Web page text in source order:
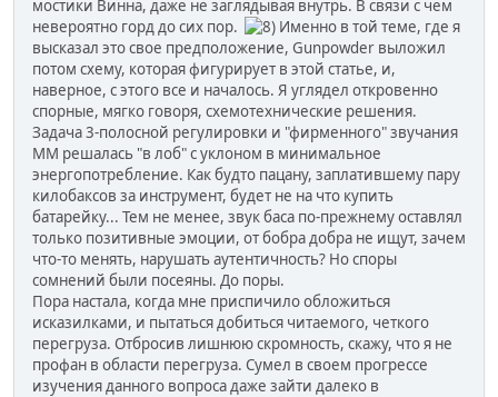
мостики Винна, даже не заглядывая внутрь. В связи с чем
невероятно горд до сих пор.
Именно в той теме, где я
высказал это свое предположение, Gunpowder выложил
потом схему, которая фигурирует в этой статье, и,
наверное, с этого все и началось. Я углядел откровенно
спорные, мягко говоря, схемотехнические решения.
Задача 3-полосной регулировки и "фирменного" звучания
ММ решалась "в лоб" с уклоном в минимальное
энергопотребление. Как будто пацану, заплатившему пару
килобаксов за инструмент, будет не на что купить
батарейку... Тем не менее, звук баса по-прежнему оставлял
только позитивные эмоции, от бобра добра не ищут, зачем
что-то менять, нарушать аутентичность? Но споры
сомнений были посеяны. До поры.
Пора настала, когда мне приспичило обложиться
исказилками, и пытаться добиться читаемого, четкого
перегруза. Отбросив лишнюю скромность, скажу, что я не
профан в области перегруза. Сумел в своем прогрессе
изучения данного вопроса даже зайти далеко в